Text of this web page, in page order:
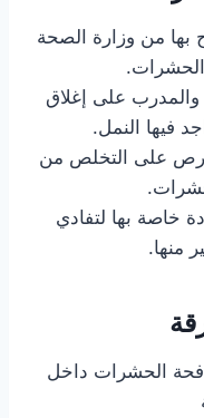
بها من وزارة الصحة
على إغلاق
فيها النمل.
على التخلص من
خاصة بها لتفادي
منها.
الحشرات داخل